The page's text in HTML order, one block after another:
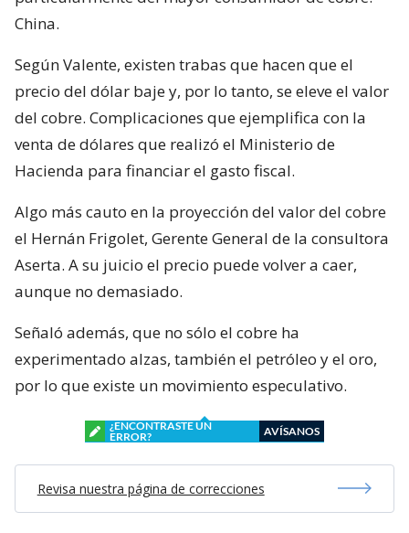
China.
Según Valente, existen trabas que hacen que el
precio del dólar baje y, por lo tanto, se eleve el valor
del cobre. Complicaciones que ejemplifica con la
venta de dólares que realizó el Ministerio de
Hacienda para financiar el gasto fiscal.
Algo más cauto en la proyección del valor del cobre
el Hernán Frigolet, Gerente General de la consultora
Aserta. A su juicio el precio puede volver a caer,
aunque no demasiado.
Señaló además, que no sólo el cobre ha
experimentado alzas, también el petróleo y el oro,
por lo que existe un movimiento especulativo.
¿ENCONTRASTE UN
ERROR?
AVÍSANOS
Revisa nuestra página de correcciones